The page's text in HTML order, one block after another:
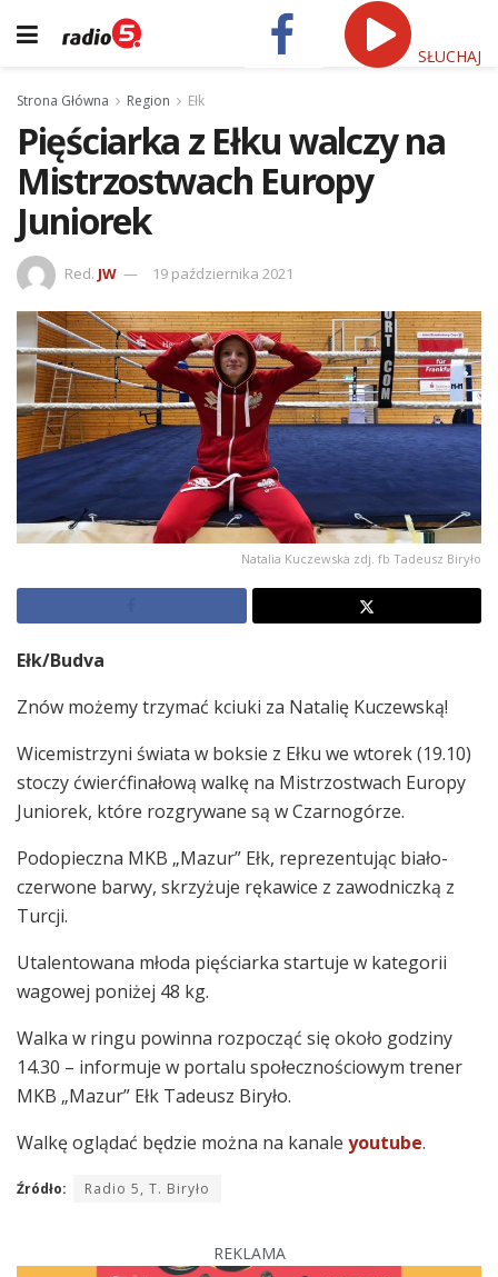
SŁUCHAJ
Strona Główna Region Ełk
Pięściarka z Ełku walczy na
Mistrzostwach Europy
Juniorek
Red. JW 19 października 2021
Natalia Kuczewska zdj. fb Tadeusz Biryło
Ełk/Budva
Znów możemy trzymać kciuki za Natalię Kuczewską!
Wicemistrzyni świata w boksie z Ełku we wtorek (19.10)
stoczy ćwierćfinałową walkę na Mistrzostwach Europy
Juniorek, które rozgrywane są w Czarnogórze.
Podopieczna MKB „Mazur” Ełk, reprezentując biało-
czerwone barwy, skrzyżuje rękawice z zawodniczką z
Turcji.
Utalentowana młoda pięściarka startuje w kategorii
wagowej poniżej 48 kg.
Walka w ringu powinna rozpocząć się około godziny
14.30 – informuje w portalu społecznościowym trener
MKB „Mazur” Ełk Tadeusz Biryło.
Walkę oglądać będzie można na kanale youtube.
Źródło: Radio 5, T. Biryło
REKLAMA